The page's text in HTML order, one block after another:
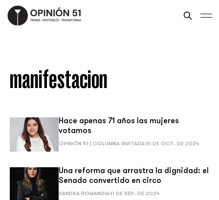
manifestacion
Hace apenas 71 años las mujeres
votamos
OPINIÓN 51 | COLUMNA INVITADA 31 DE OCT. DE 2024
Una reforma que arrastra la dignidad: el
Senado convertido en circo
SANDRA ROMANDIA11 DE SEP. DE 2024